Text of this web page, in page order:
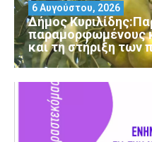
Δήμος
παραμορφωμένους
και τη στήριξη
6 Αυγούστου, 2026